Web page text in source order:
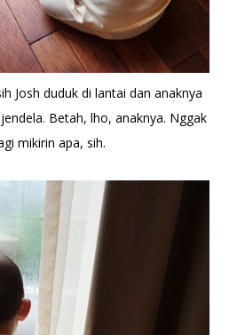
Josh duduk di lantai dan anaknya
Betah, lho, anaknya. Nggak
mikirin apa, sih.